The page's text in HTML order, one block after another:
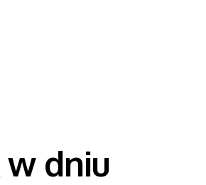
w dniu